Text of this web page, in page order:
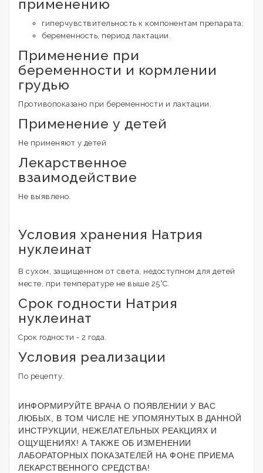
применению
гиперчувствительность к компонентам препарата;
беременность, период лактации.
Применение при
беременности и кормлении
грудью
Противопоказано при беременности и лактации.
Применение у детей
Не применяют у детей
Лекарственное
взаимодействие
Не выявлено.
Условия хранения Натрия
нуклеинат
В сухом, защищенном от света, недоступном для детей
месте, при температуре не выше 25°С.
Срок годности Натрия
нуклеинат
Срок годности - 2 года.
Условия реализации
По рецепту.
ИНФОРМИРУЙТЕ ВРАЧА О ПОЯВЛЕНИИ У ВАС
ЛЮБЫХ, В ТОМ ЧИСЛЕ НЕ УПОМЯНУТЫХ В ДАННОЙ
ИНСТРУКЦИИ, НЕЖЕЛАТЕЛЬНЫХ РЕАКЦИЯХ И
ОЩУЩЕНИЯХ! А ТАКЖЕ ОБ ИЗМЕНЕНИИ
ЛАБОРАТОРНЫХ ПОКАЗАТЕЛЕЙ НА ФОНЕ ПРИЕМА
ЛЕКАРСТВЕННОГО СРЕДСТВА!